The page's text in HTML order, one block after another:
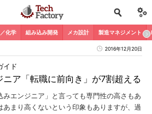
化学 組み込み開発 メカ設計 製造マネジメント
2016年12月20日
ニア「転職に前向き」が7割超える
イド
みエンジニア」と言っても専門性の高さもあ
あまり高くないという印象もありますが、過